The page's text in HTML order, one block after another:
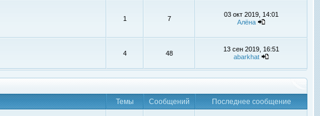
1 7
03 окт 2019, 14:01
Алёна
4 48
13 сен 2019, 16:51
abarkhat
Темы Сообщений
Последнее сообщение